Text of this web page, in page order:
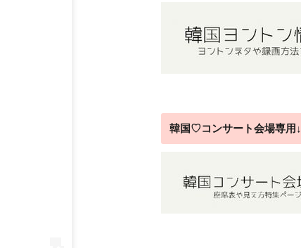
韓国♡コンサート会場専用↓